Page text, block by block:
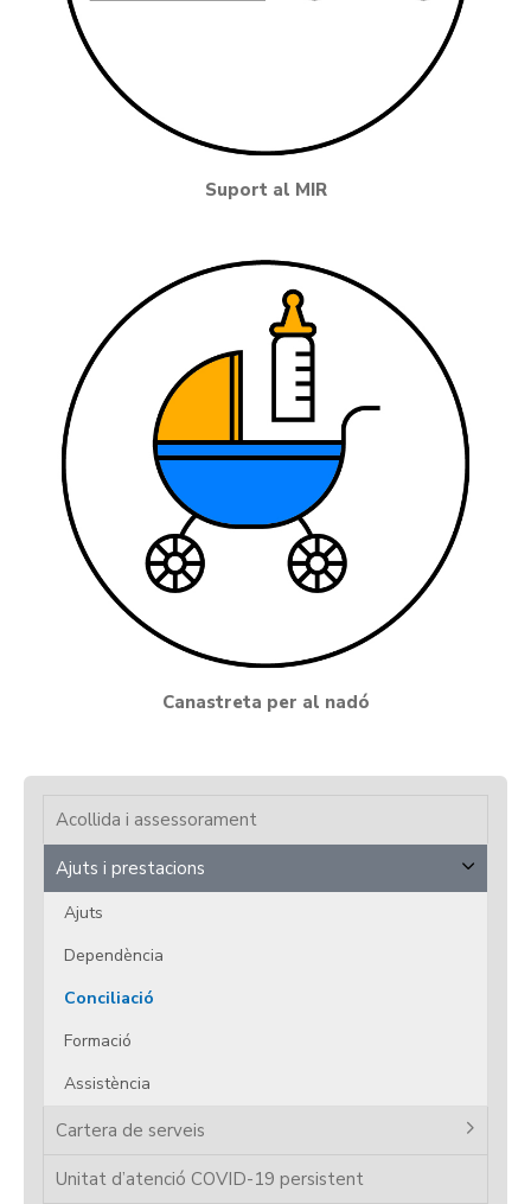
Suport al MIR
Canastreta per al nadó
Acollida i assessorament
Ajuts i prestacions
Ajuts
Dependència
Conciliació
Formació
Assistència
Cartera de serveis
Unitat d’atenció COVID-19 persistent